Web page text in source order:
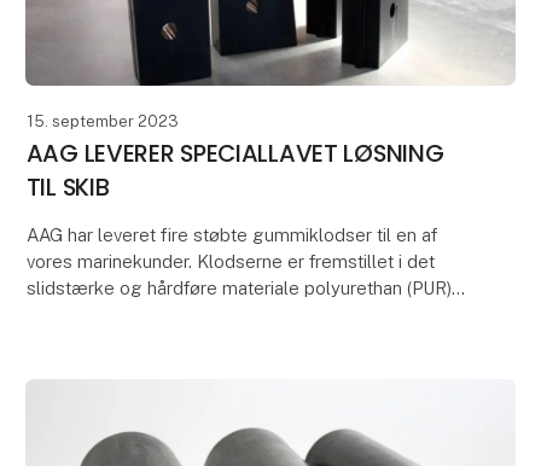
15. september 2023
AAG LEVERER SPECIALLAVET LØSNING
TIL SKIB
AAG har leveret fire støbte gummiklodser til en af
vores marinekunder. Klodserne er fremstillet i det
slidstærke og hårdføre materiale polyurethan (PUR)